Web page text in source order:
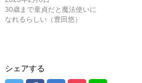
30歳まで童貞だと魔法使いに
なれるらしい（豊田悠）
シェアする